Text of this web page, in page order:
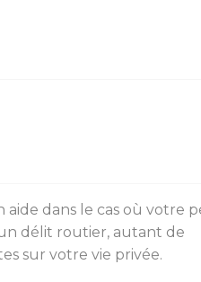
dans le cas où votre
délit routier, autant de
sur votre vie privée.